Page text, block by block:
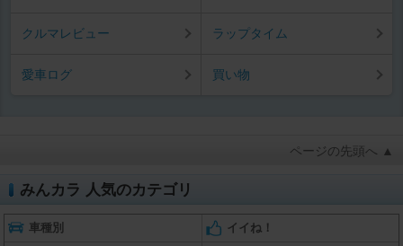
クルマレビュー ラップタイム
愛車ログ 買い物
ページの先頭へ ▲
みんカラ 人気のカテゴリ
車種別 イイね！